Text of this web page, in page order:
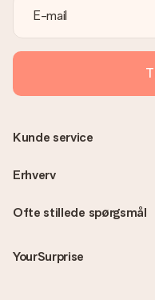
Ofte stillede spørgsmål
YourSurprise
Kunde service
Erhverv